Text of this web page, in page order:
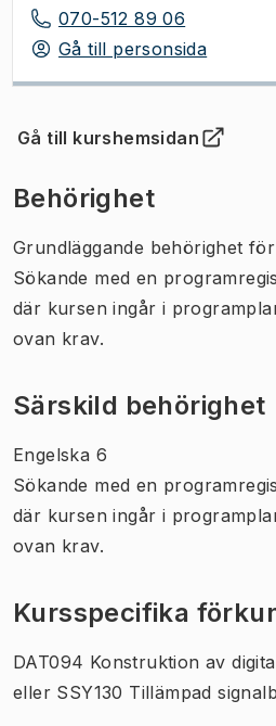
070-512 89 06
Gå till personsida
Gå till kurshemsidan
(Öppnas i ny flik)
Behörighet
Grundläggande behörighet
Sökande med en
där kursen ingår i
ovan krav.
Särskild behörighet
Engelska 6
Sökande med en
där kursen ingår i
ovan krav.
Kursspecifika
DAT094 Konstruktion av
eller SSY130 Tillämpad